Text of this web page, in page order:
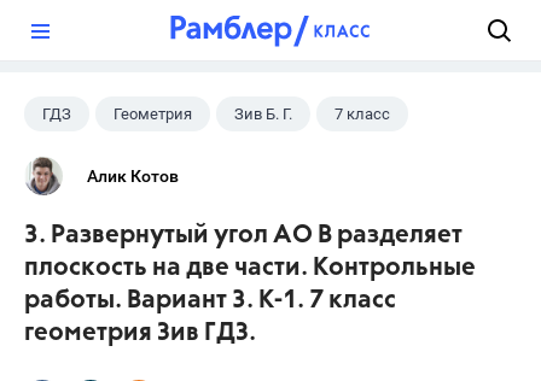
ГДЗ Геометрия Зив Б. Г. 7 класс
Алик Котов
3. Развернутый угол АО В разделяет
плоскость на две части. Контрольные
работы. Вариант 3. К-1. 7 класс
геометрия Зив ГДЗ.